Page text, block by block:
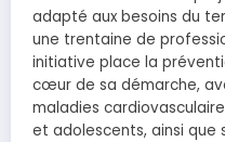
adapté aux besoins du
une trentaine de
initiative place la
cœur de sa démarche,
maladies
et adolescents, ainsi que